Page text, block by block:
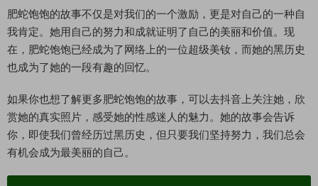
肥蛇饱饱的故事不仅是对我们的一个激励，更是对自己的一种自
我肯定。她用自己的努力和成就证明了自己的美丽和价值。现
在，肥蛇饱饱已经成为了网络上的一位超级美钕，而她的黑历史
也成为了她的一段有趣的回忆。
如果你也想了解更多肥蛇饱饱的故事，可以去抖音上关注她，欣
赏她的真实照片，感受她的性感迷人的魅力。她的故事会告诉
你，即使我们曾经历过黑历史，但只要我们坚持努力，我们总会
有机会成为最美丽的自己。